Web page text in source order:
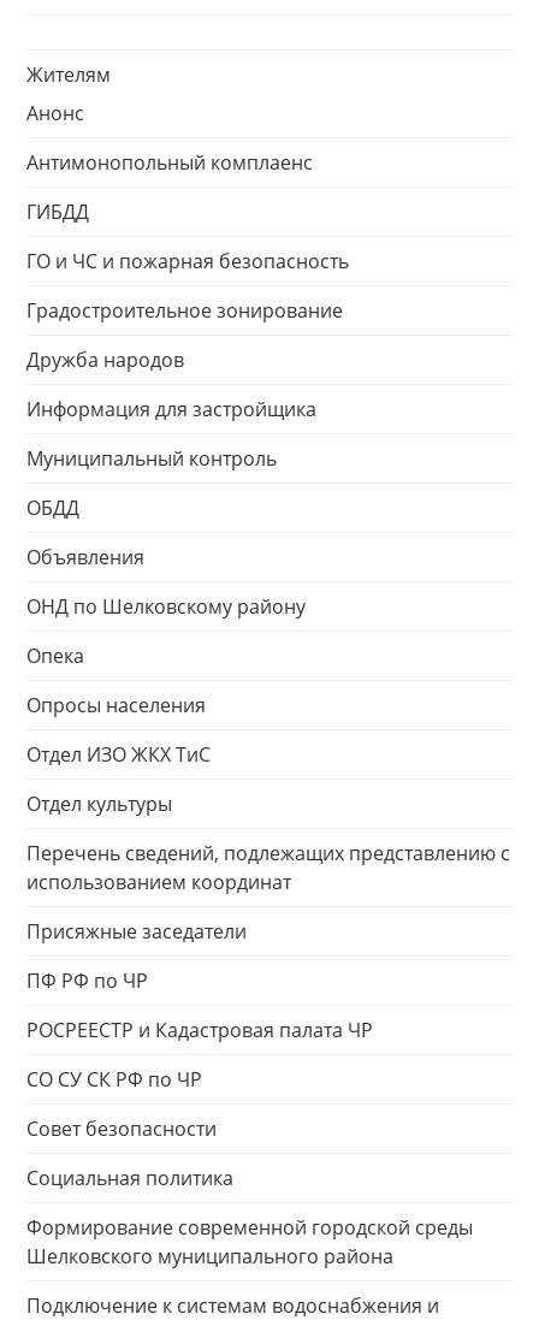
Жителям
Анонс
Антимонопольный комплаенс
ГИБДД
ГО и ЧС и пожарная безопасность
Градостроительное зонирование
Дружба народов
Информация для застройщика
Муниципальный контроль
ОБДД
Объявления
ОНД по Шелковскому району
Опека
Опросы населения
Отдел ИЗО ЖКХ ТиС
Отдел культуры
Перечень сведений, подлежащих представлению с
использованием координат
Присяжные заседатели
ПФ РФ по ЧР
РОСРЕЕСТР и Кадастровая палата ЧР
СО СУ СК РФ по ЧР
Совет безопасности
Социальная политика
Формирование современной городской среды
Шелковского муниципального района
Подключение к системам водоснабжения и